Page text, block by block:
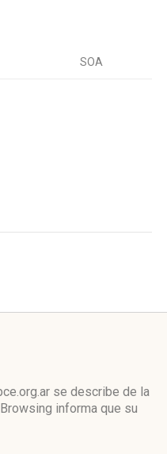
SOA
se describe de la
informa que su